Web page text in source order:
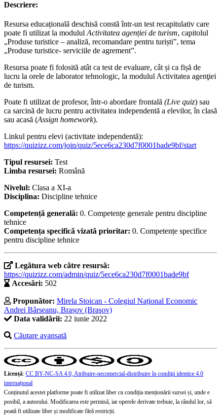
Descriere:
Resursa educațională deschisă constă într-un test recapitulativ care
poate fi utilizat la modulul Activitatea agenției de turism, capitolul
„Produse turistice – analiză, recomandare pentru turiști”, tema
„Produse turistice- serviciile de agrement”.
Resursa poate fi folosită atât ca test de evaluare, cât și ca fișă de
lucru la orele de laborator tehnologic, la modulul Activitatea agenţiei
de turism.
Poate fi utilizat de profesor, într-o abordare frontală (Live quiz) sau
ca sarcină de lucru pentru activitatea independentă a elevilor, în clasă
sau acasă (Assign homework).
Linkul pentru elevi (activitate independentă):
https://quizizz.com/join/quiz/5ece6ca230d7f0001bade9bf/start
Tipul resursei: Test
Limba resursei: Română
Nivelul: Clasa a XI-a
Disciplina: Discipline tehnice
Competență generală: 0. Competențe generale pentru discipline
tehnice
Competența specifică vizată prioritar: 0. Competențe specifice
pentru discipline tehnice
Legătura web către resursă:
https://quizizz.com/admin/quiz/5ece6ca230d7f0001bade9bf
Accesări: 502
Propunător: Mirela Stoican - Colegiul Național Economic
Andrei Bârseanu, Brașov (Braşov)
Data validării: 22 iunie 2022
Căutare avansată
Licență: CC BY-NC-SA 4.0, Atribuire-necomercial-distribuire în condiţii identice 4.0
internațional
Conținutul acestei platforme poate fi utilizat liber cu condiția menționării sursei și, unde e
posibil, a autorului. Modificarea este permisă, iar operele derivate trebuie, la rândul lor, să
poată fi utilizate liber și modificate fără restricții.